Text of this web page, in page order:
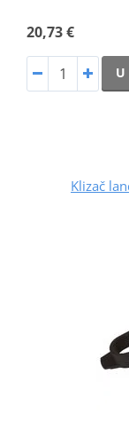
20,73 €
Klizač